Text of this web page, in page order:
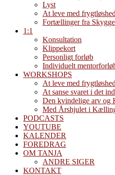
Lyst
At leve med
Fortællinger fra
1:1
Konsultation
Klippekort
Personligt forløb
Individuelt
WORKSHOPS
At leve med
At sanse svaret i det
Den kvindelige arv og
Med Årshjulet i
PODCASTS
YOUTUBE
KALENDER
FOREDRAG
OM TANJA
ANDRE SIGER
KONTAKT